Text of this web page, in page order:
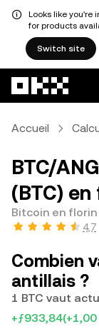
Looks like you're
for products
Switch site
Accueil
BTC/
(BTC)
Bitcoin en
4,7
Combien
antillais ?
1 BTC vaut
+ƒ933,84